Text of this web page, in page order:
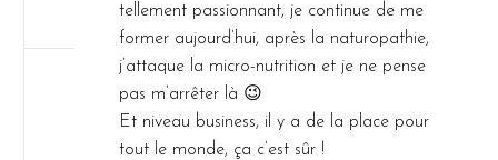
tellement passionnant, je continue de me
former aujourd’hui, après la naturopathie,
j’attaque la micro-nutrition et je ne pense
pas m’arrêter là 😉
Et niveau business, il y a de la place pour
tout le monde, ça c’est sûr !